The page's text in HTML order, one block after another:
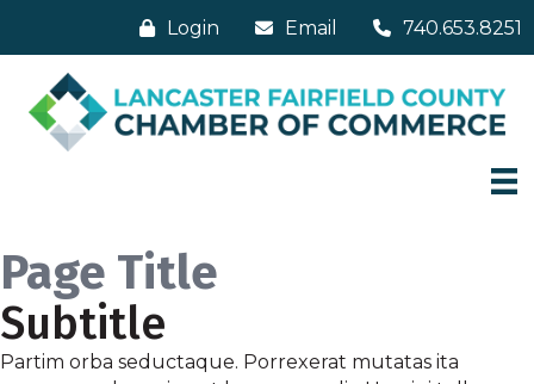
Login Email 740.653.8251
Page Title
Subtitle
Partim orba seductaque. Porrexerat mutatas ita